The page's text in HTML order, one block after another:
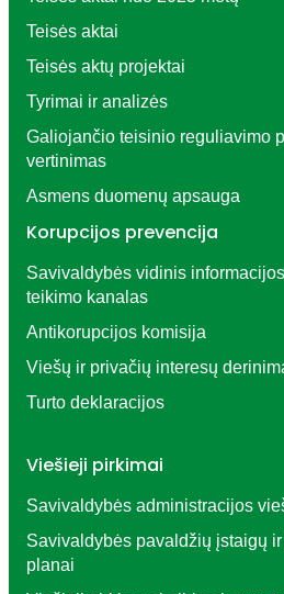
Teisės aktai
Teisės aktų projektai
Tyrimai ir analizės
Galiojančio teisinio reguliavimo
vertinimas
Asmens duomenų apsauga
Korupcijos prevencija
Savivaldybės vidinis
teikimo kanalas
Antikorupcijos komisija
Viešų ir privačių interesų
Turto deklaracijos
Viešieji pirkimai
Savivaldybės administracijos
Savivaldybės pavaldžių įstaigų
planai